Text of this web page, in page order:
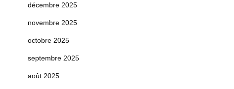
décembre 2025
novembre 2025
octobre 2025
septembre 2025
août 2025